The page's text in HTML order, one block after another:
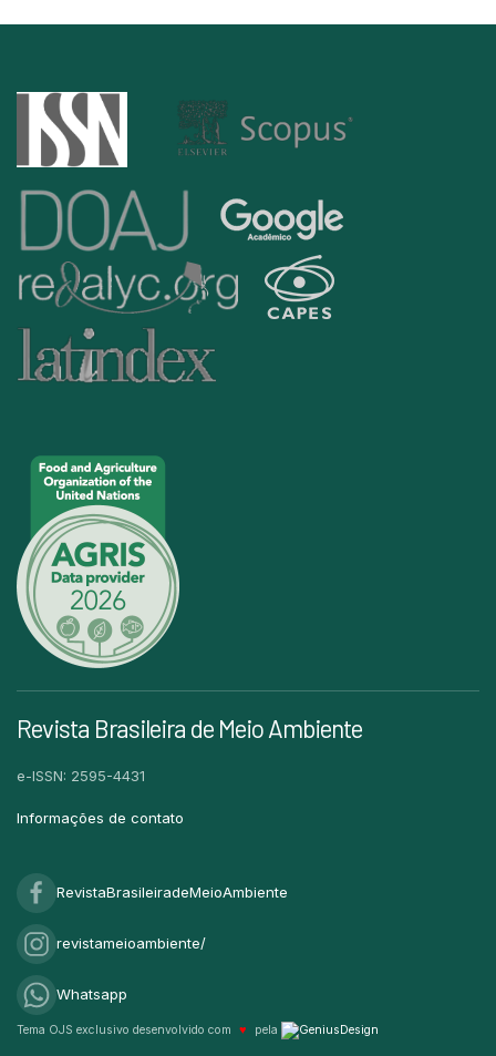
Revista Brasileira de Meio Ambiente
e-ISSN: 2595-4431
Informações de contato
RevistaBrasileiradeMeioAmbiente
revistameioambiente/
Whatsapp
Tema OJS exclusivo desenvolvido com ♥ pela